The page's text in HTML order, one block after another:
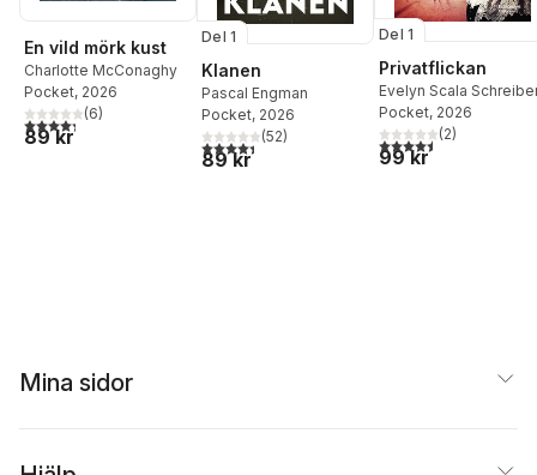
En vild mörk kust
Charlotte McConaghy
Pocket, 2026
4,3utav 5 stjärnor. Totalt antal röster:
(6)
89 kr
Del 1
Klanen
Pascal Engman
Pocket, 2026
4,4utav 5 stjärnor. Totalt antal röster:
(52)
89 kr
Del 1
Privatflickan
Evelyn Scala
Pocket, 2026
4,5utav 5 stjärnor.
(2)
99 kr
Mina sidor